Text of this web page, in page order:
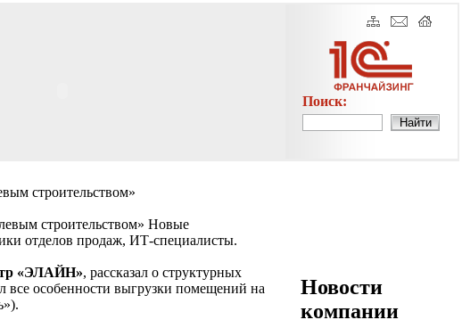
Поиск:
строительством»
строительством» Новые
отделов продаж, ИТ-специалисты.
«ЭЛАЙН», рассказал о структурных
особенности выгрузки помещений на
Новости
компании